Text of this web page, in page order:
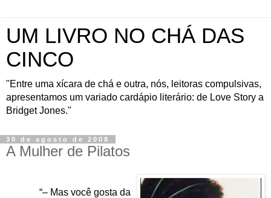
UM LIVRO NO CHÁ DAS
CINCO
"Entre uma xícara de chá e outra, nós, leitoras compulsivas,
apresentamos um variado cardápio literário: de Love Story a
Bridget Jones."
30 de agosto de 2008
A Mulher de Pilatos
“– Mas você gosta da